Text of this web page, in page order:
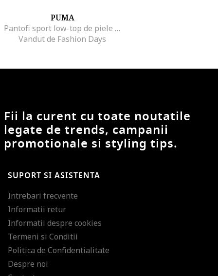
PUMA
Pantofi sport low-top de piele intoarsa Cali Dream First Sense, Maro camel
Vandut de Fashion Days
Fii la curent cu toate noutatile
legate de trends, campanii
promotionale si styling tips.
SUPORT SI ASISTENTA
Intrebari frecvente
Informatii retur
Informatii despre cookies
Termeni si Conditii
Politica de Confidentialitate
Despre noi